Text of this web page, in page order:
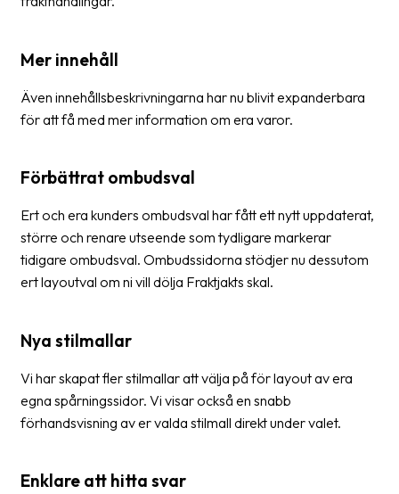
scanner
Support
company
About
Fraktjakt
Media
Job
&
career
News
Contact
Mer innehåll
Även innehållsbeskrivningarna har nu blivit expanderbara
för att få med mer information om era varor.
Förbättrat ombudsval
Ert och era kunders ombudsval har fått ett nytt uppdaterat,
större och renare utseende som tydligare markerar
tidigare ombudsval. Ombudssidorna stödjer nu dessutom
ert layoutval om ni vill dölja Fraktjakts skal.
Nya stilmallar
Vi har skapat fler stilmallar att välja på för layout av era
egna spårningssidor. Vi visar också en snabb
förhandsvisning av er valda stilmall direkt under valet.
Enklare att hitta svar